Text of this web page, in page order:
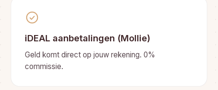
iDEAL aanbetalingen (Mollie)
Geld komt direct op jouw rekening. 0%
commissie.